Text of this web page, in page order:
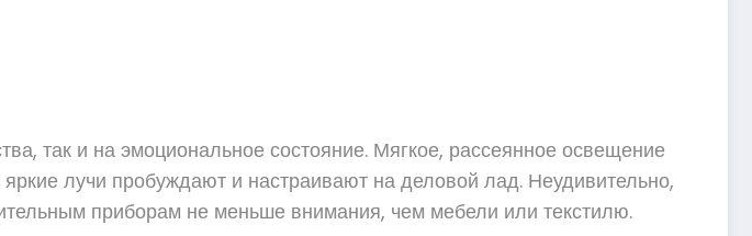
так и на эмоциональное состояние. Мягкое, рассеянное освещение
лучи пробуждают и настраивают на деловой лад. Неудивительно,
приборам не меньше внимания, чем мебели или текстилю.